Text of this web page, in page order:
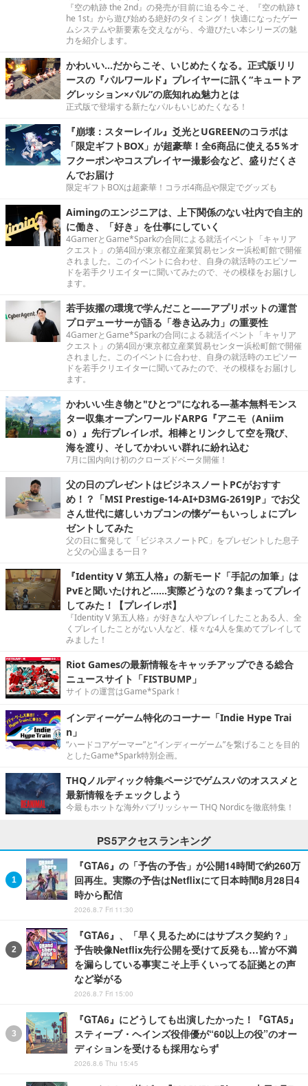
『空の軌跡 the 2nd』の発売が目前に迫る今こそ、『空の軌跡 t
he 1st』から遊び始める絶好のタイミング！ 快適になったゲー
ムシステムや新要素を交えながら、今遊びたい本シリーズの魅
力を紹介します。
かわいい…だからこそ、いじめたくなる。正式版リリ
ースの『パルワールド』プレイヤーに訊く“キュートア
グレッション×パル”の底知れぬ魅力とは
正式版で登場する新たなパルもいじめたくなる！
『崩壊：スターレイル』爻光とUGREENのコラボは
「限定ギフトBOX」が超豪華！全6商品に使える5％オ
フクーポンやコスプレイヤー撮影会など、盛りだくさ
んでお届け
限定ギフトBOXは超豪華！コラボ4商品や限定でグッズも
Aimingのエンジニアは、上下関係のない社内で自主的
に働き、「好き」を仕事にしていく
4GamerとGame*Sparkの合同による就活イベント「キャリア
クエスト」の第4回が東京都立産業貿易センター浜松町館で開催
されました。このイベントに合わせ、自身の就活時のエピソー
ドを若手クリエイターに聞いてみたので、その模様をお届けし
ます。
若手抜擢の環境で学んだこと――アプリボットの運営
プロデューサーが語る「巻き込み力」の重要性
4GamerとGame*Sparkの合同による就活イベント「キャリア
クエスト」の第4回が東京都立産業貿易センター浜松町館で開催
されました。このイベントに合わせ、自身の就活時のエピソー
ドを若手クリエイターに聞いてみたので、その模様をお届けし
ます。
かわいい生き物と"ひとつ"になれる―基本無料モンス
ター収集オープンワールドARPG『アニモ（Aniim
o）』先行プレイレポ。相棒とリンクして空を飛び、
海を渡り、そしてかわいい群れに紛れ込む
7月に国内向け初のクローズドベータ開催！
父の日のプレゼントはビジネスノートPCがおすす
め！？「MSI Prestige-14-AI+D3MG-2619JP」でお父
さん世代に嬉しいカプコンの懐ゲーもいっしょにプレ
ゼントしてみた
父の日に奮発して「ビジネスノートPC」をプレゼントした息子
と父の心温まる一日？
『Identity V 第五人格』の新モード「手記の加筆」は
PvEと聞いたけれど……実際どうなの？集まってプレイ
してみた！【プレイレポ】
『Identity V 第五人格』が好きな人やプレイしたことある人、全
くプレイしたことがない人など、様々な4人を集めてプレイして
みました！
Riot Gamesの最新情報をキャッチアップできる総合
ニュースサイト「FISTBUMP」
サイトの運営はGame*Spark！
インディーゲーム特化のコーナー「Indie Hype Trai
n」
“ハードコアゲーマー”と“インディーゲーム”を繋げることを目的
としたGame*Spark特別企画。
THQノルディック特集ページでゲムスパのオススメと
最新情報をチェックしよう
今最もホットな海外パブリッシャー THQ Nordicを徹底特集！
PS5アクセスランキング
『GTA6』の「予告の予告」が公開14時間で約260万
回再生。実際の予告はNetflixにて日本時間8月28日4
時から配信
2026.8.7 Fri 11:30
『GTA6』、「早く見るためにはサブスク契約？」
予告映像Netflix先行公開を受けて反発も…皆が不満
を漏らしている事実こそ上手くいってる証拠との声
など挙がる
2026.8.7 Fri 15:00
『GTA6』にどうしても出演したかった！『GTA5』
スティーブ・ヘインズ役俳優が“60以上の役”のオー
ディションを受けるも採用ならず
2026.8.6 Thu 15:45